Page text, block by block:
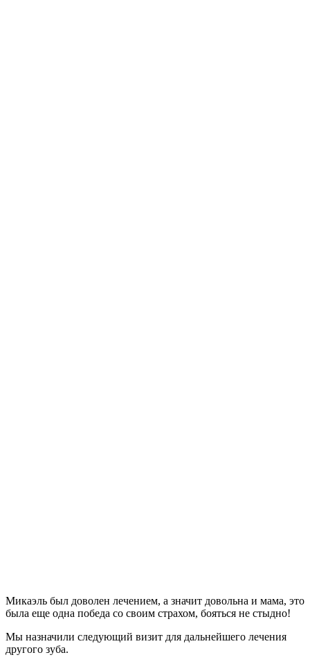
Микаэль был доволен лечением, а значит довольна и мама, это
была еще одна победа со своим страхом, бояться не стыдно!
Мы назначили следующий визит для дальнейшего лечения
другого зуба.